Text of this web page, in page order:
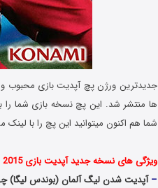
شما هم اکنون میتوانید این پچ را با لینک
ویژگی های نسخه جدید آپدیت بازی PES 2015:
–آپدیت شدن لیگ آلمان (بوندس لیگا)